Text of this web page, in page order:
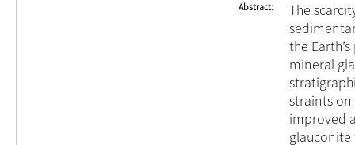
Abstract
The
the
mineral
straints
improved